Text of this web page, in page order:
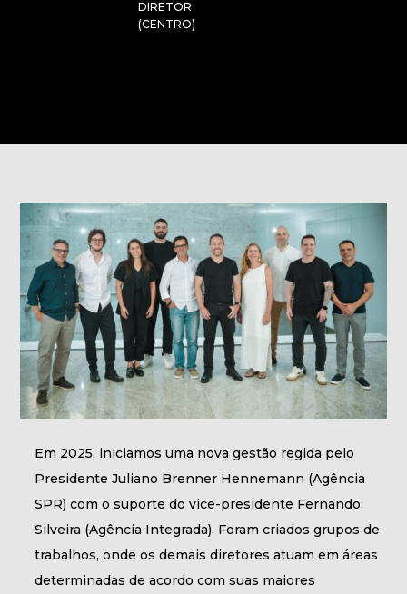
DIRETOR
(CENTRO)
Em 2025, iniciamos uma nova gestão regida pelo
Presidente Juliano Brenner Hennemann (Agência
SPR) com o suporte do vice-presidente Fernando
Silveira (Agência Integrada). Foram criados grupos de
trabalhos, onde os demais diretores atuam em áreas
determinadas de acordo com suas maiores